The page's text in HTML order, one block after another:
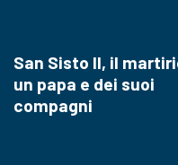
San Sisto II, il
un papa e dei suoi
compagni